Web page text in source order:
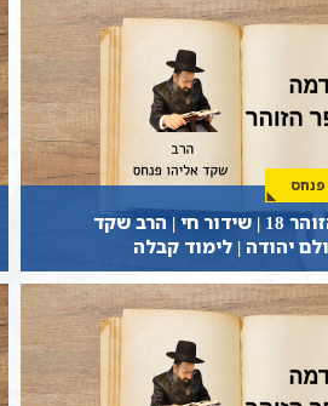
הקדמה לספר הזוהר 18 | שידור חי | הרב שקד
יהודה | לימוד קבלה